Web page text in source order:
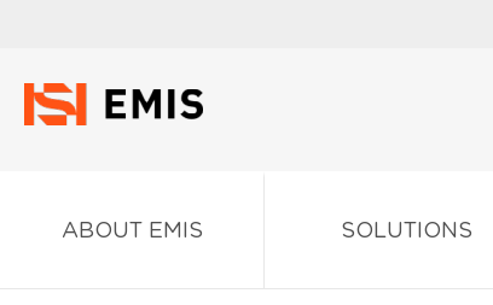
ABOUT EMIS SOLUTIONS